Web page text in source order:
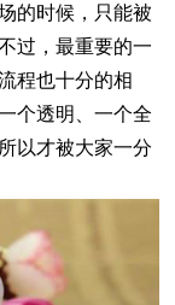
的时候，只能被
过，最重要的一
程也十分的相
个透明、一个全
以才被大家一分